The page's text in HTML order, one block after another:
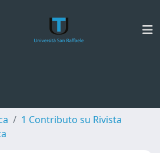
1 Contributo su Rivista